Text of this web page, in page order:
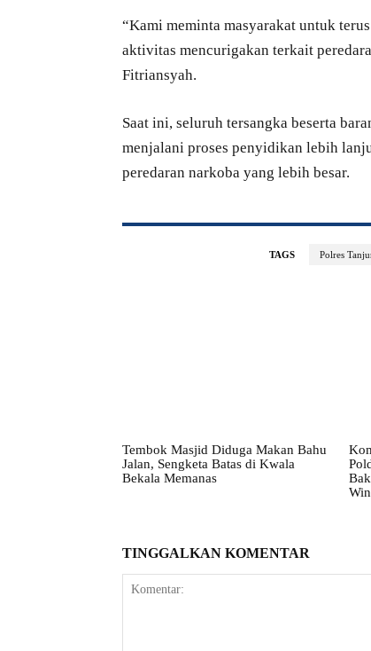
“Kami meminta masyarakat untuk
aktivitas mencurigakan terkait
Fitriansyah.
Saat ini, seluruh tersangka beserta
menjalani proses penyidikan lebih
peredaran narkoba yang lebih besar.
TAGS Polres
Tembok Masjid Diduga Makan Bahu
Jalan, Sengketa Batas di Kwala
Bekala Memanas
TINGGALKAN KOMENTAR